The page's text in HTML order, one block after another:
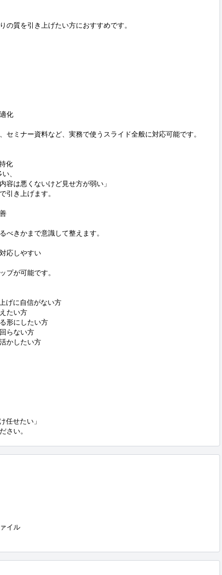
の質を引き上げたい方におすすめです。
化
セミナー資料など、実務で使うスライド全般に対応可能です。
化
、
容は悪くないけど見せ方が弱い」
引き上げます。
べきかまで意識して整えます。
応しやすい
プが可能です。
げに自信がない方
たい方
形にしたい方
らない方
かしたい方
任せたい」
さい。
イル